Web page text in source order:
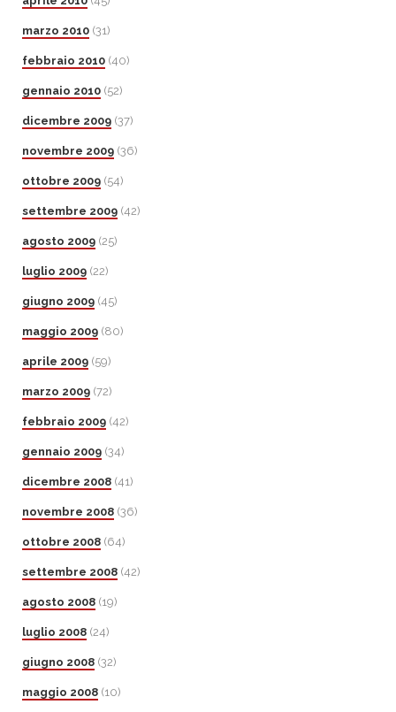
marzo 2010 (31)
febbraio 2010 (40)
gennaio 2010 (52)
dicembre 2009 (37)
novembre 2009 (36)
ottobre 2009 (54)
settembre 2009 (42)
agosto 2009 (25)
luglio 2009 (22)
giugno 2009 (45)
maggio 2009 (80)
aprile 2009 (59)
marzo 2009 (72)
febbraio 2009 (42)
gennaio 2009 (34)
dicembre 2008 (41)
novembre 2008 (36)
ottobre 2008 (64)
settembre 2008 (42)
agosto 2008 (19)
luglio 2008 (24)
giugno 2008 (32)
maggio 2008 (10)